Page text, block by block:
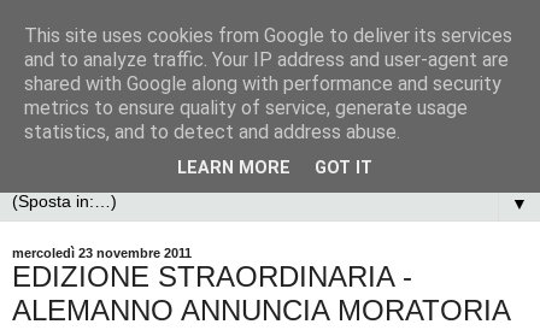
▼
mercoledì 23 novembre 2011
EDIZIONE STRAORDINARIA -
ALEMANNO ANNUNCIA MORATORIA
This site uses cookies from Google to deliver its services
and to analyze traffic. Your IP address and user-agent are
shared with Google along with performance and security
metrics to ensure quality of service, generate usage
statistics, and to detect and address abuse.
LEARN MORE GOT IT